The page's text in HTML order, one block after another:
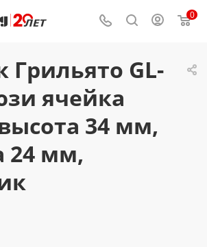
0
Грильято GL-
ячейка
34 мм,
24 мм,